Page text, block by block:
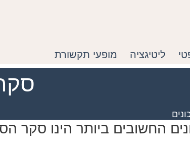
ליטיגציה מופעי תקשורת
החשובים ביותר הינו סקר